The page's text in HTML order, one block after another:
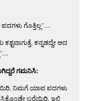
ಗೊತ್ತಿಲ್ಲ”…
ಕನ್ನಡದ್ದೇ ಆದ
ಗಮನಿಸಿ:
ನಿಮಗೆ ಯಾವ ಪದಗಳು
ಬರೆಯಿರಿ. ಇಲ್ಲಿ